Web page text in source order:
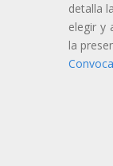
detalla
elegir y
la